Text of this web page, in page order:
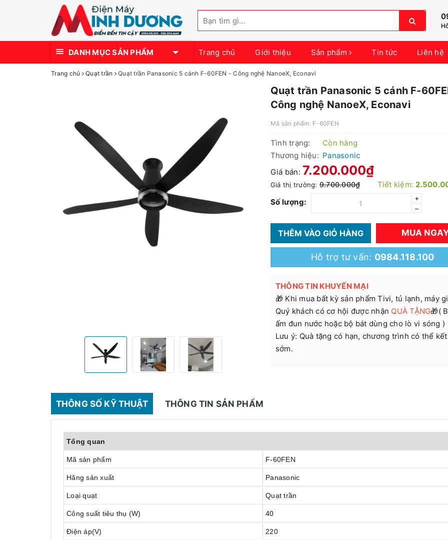
DANH MỤC SẢN PHẨM Trang chủ Giới thiệu Sản phẩm Tin tức Liên hệ
Trang chủ Quạt trần Quạt trần Panasonic 5 cánh F-60FEN - Công nghệ NanoeX, Econavi
Quạt trần Panasonic 5 cánh F-
Công nghệ NanoeX, Econavi
Mã sản phẩm: F-60FEN
Tình trạng:
Còn hàng
Thương hiệu: Panasonic
Giá bán: 7.200.000₫
Giá thị trường:9.700.000₫ Tiết kiệm:
Số lượng:
+
–
THÊM VÀO GIỎ HÀNG MUA
Hỗ trợ tư vấn: 0984.118.100
THÔNG TIN KHUYẾN MẠI
🎁 Khi mua bất kỳ sản phẩm Tivi, tủ lạnh, máy
Quý khách có cơ hội được nhận QUÀ TẶNG🎁(
ấm đun nước hoặc bộ bát dùng cho lò vi sóng )
Lưu ý: Quà tặng có hạn, chương trình có thể
sớm.
THÔNG SỐ KỸ THUẬT THÔNG TIN SẢN PHẨM
Tổng quan
Mã sản phẩm F-60FEN
Hãng sản xuất Panasonic
Loại quạt Quạt trần
Công suất tiêu thụ (W) 40
Điện áp(V) 220